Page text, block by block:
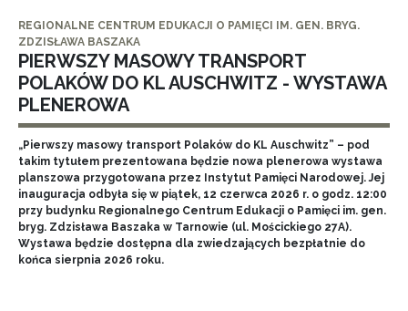
REGIONALNE CENTRUM EDUKACJI O PAMIĘCI IM. GEN. BRYG.
ZDZISŁAWA BASZAKA
PIERWSZY MASOWY TRANSPORT
POLAKÓW DO KL AUSCHWITZ - WYSTAWA
PLENEROWA
„Pierwszy masowy transport Polaków do KL Auschwitz” – pod
takim tytułem prezentowana będzie nowa plenerowa wystawa
planszowa przygotowana przez Instytut Pamięci Narodowej. Jej
inauguracja odbyła się w piątek, 12 czerwca 2026 r. o godz. 12:00
przy budynku Regionalnego Centrum Edukacji o Pamięci im. gen.
bryg. Zdzisława Baszaka w Tarnowie (ul. Mościckiego 27A).
Wystawa będzie dostępna dla zwiedzających bezpłatnie do
końca sierpnia 2026 roku.